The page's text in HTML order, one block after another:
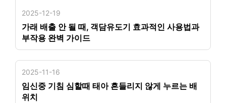
2025-12-19
가래 배출 안 될 때, 객담유도기 효과적인 사용법과
부작용 완벽 가이드
2025-11-16
임신중 기침 심할때 태아 흔들리지 않게 누르는 배
위치